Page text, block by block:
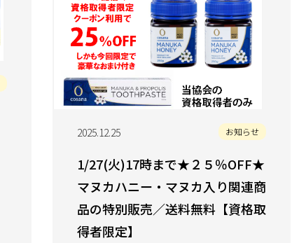
2025.12.25 お知らせ
1/27(火)17時まで★２５％OFF★
マヌカハニー・マヌカ入り関連商
品の特別販売／送料無料【資格取
得者限定】